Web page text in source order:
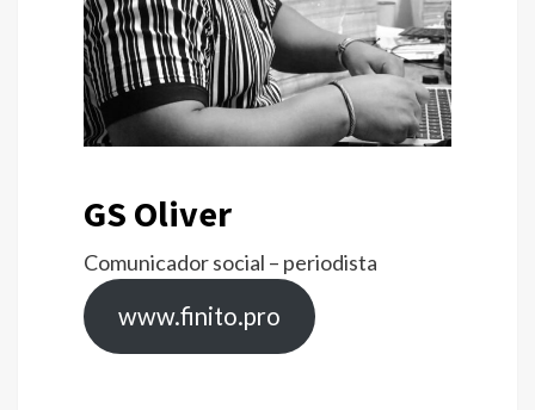
GS Oliver
Comunicador social – periodista
www.finito.pro